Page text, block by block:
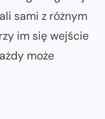
sami z różnym
im się wejście
może